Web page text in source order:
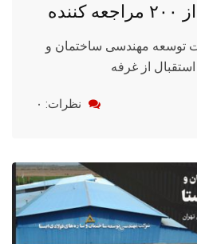
توسعه مهندسی ساختمان و
از غرفه
نظرات: ۰